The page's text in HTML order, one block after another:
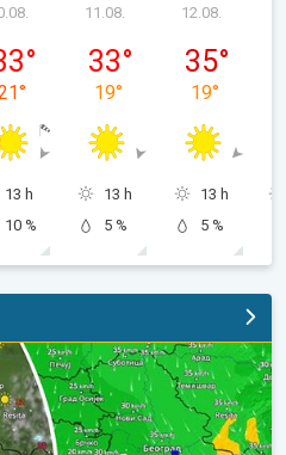
°
°
13 h
10 %
11.08.
33°
19°
13 h
5 %
12.08.
35°
19°
13 h
5 %
vetar. Tek poneki pljusak. . .